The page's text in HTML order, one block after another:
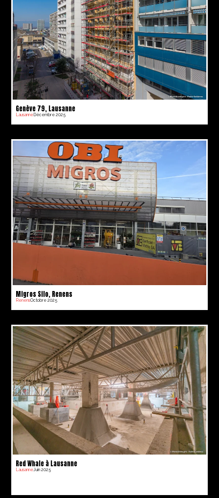
Genève 79, Lausanne
LausanneDécembre 2025
Migros Silo, Renens
RenensOctobre 2025
Red Whale à Lausanne
Lausanne Juin 2025